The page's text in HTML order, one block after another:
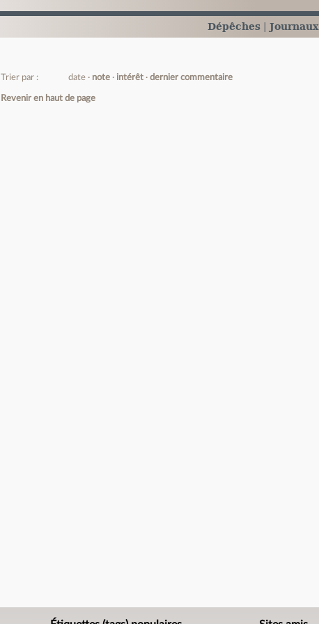
Dépêches Journaux
Trier par : date note intérêt dernier commentaire
Revenir en haut de page